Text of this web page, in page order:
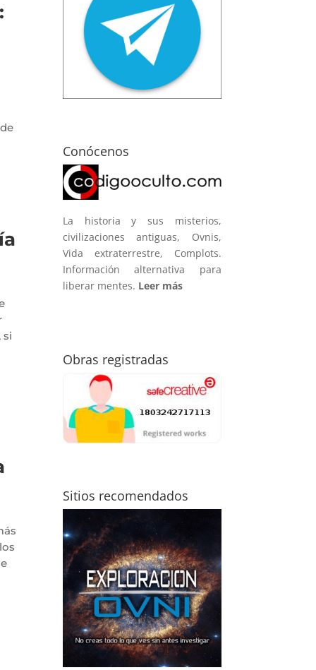
si
Conócenos
La historia y sus misterios,
civilizaciones antiguas, Ovnis,
Vida extraterrestre, Complots.
Información alternativa para
liberar mentes. Leer más
Obras registradas
Sitios recomendados